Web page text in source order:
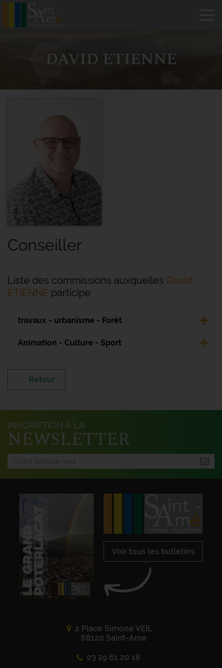
DAVID ETIENNE
Conseiller
Liste des commissions auxquelles David
ETIENNE participe
travaux - urbanisme - Forêt
Animation - Culture - Sport
Retour
INSCRIPTION À LA
NEWSLETTER
Voir tous les bulletins
2 Place Simone VEIL
88120 Saint-Amé
03 29 61 20 18